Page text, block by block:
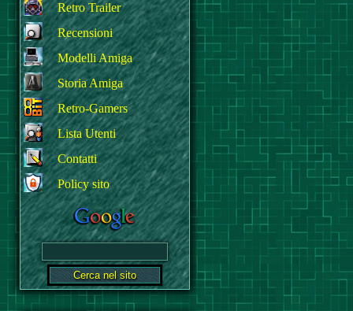
Retro Trailer
Recensioni
Modelli Amiga
Storia Amiga
Retro-Gamers
Lista Utenti
Contatti
Policy sito